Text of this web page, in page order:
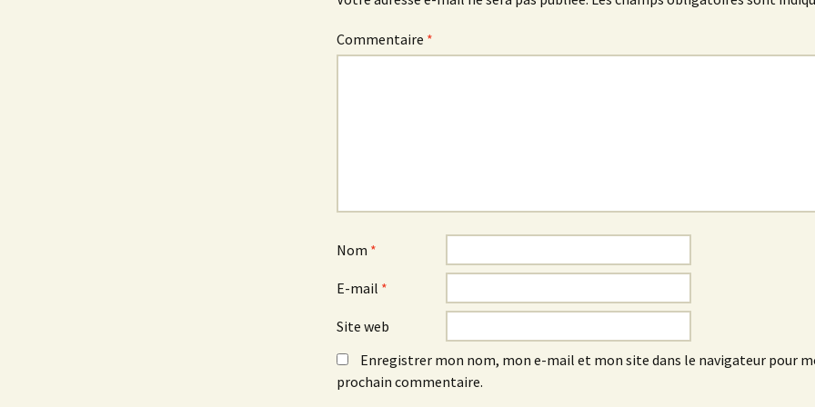
Commentaire *
Nom *
E-mail *
Site web
Enregistrer mon nom, mon e-mail et mon site dans le navigateur pour
prochain commentaire.